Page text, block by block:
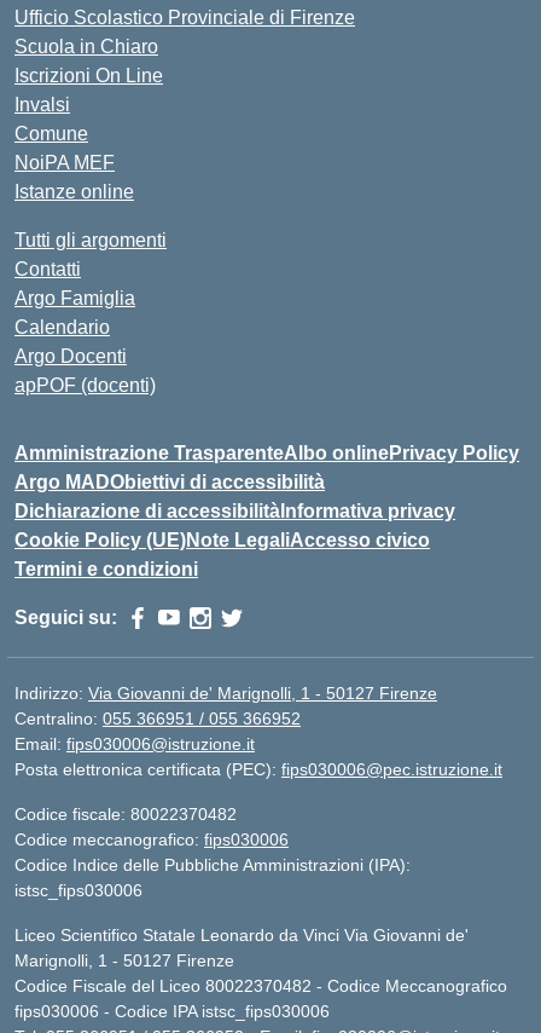
Ufficio Scolastico Provinciale di Firenze
Scuola in Chiaro
Iscrizioni On Line
Invalsi
Comune
NoiPA MEF
Istanze online
Tutti gli argomenti
Contatti
Argo Famiglia
Calendario
Argo Docenti
apPOF (docenti)
Amministrazione TrasparenteAlbo onlinePrivacy Policy
Argo MADObiettivi di accessibilità
Dichiarazione di accessibilità Informativa privacy
Cookie Policy (UE)Note LegaliAccesso civico
Termini e condizioni
Seguici su:
Indirizzo: Via Giovanni de' Marignolli, 1 - 50127 Firenze
Centralino: 055 366951 / 055 366952
Email: fips030006@istruzione.it
Posta elettronica certificata (PEC): fips030006@pec.istruzione.it
Codice fiscale: 80022370482
Codice meccanografico: fips030006
Codice Indice delle Pubbliche Amministrazioni (IPA):
istsc_fips030006
Liceo Scientifico Statale Leonardo da Vinci Via Giovanni de'
Marignolli, 1 - 50127 Firenze
Codice Fiscale del Liceo 80022370482 - Codice Meccanografico
fips030006 - Codice IPA istsc_fips030006